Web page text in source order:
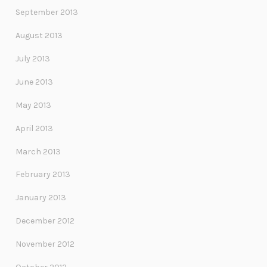
September 2013
August 2013
July 2013
June 2013
May 2013
April 2013
March 2013
February 2013
January 2013
December 2012
November 2012